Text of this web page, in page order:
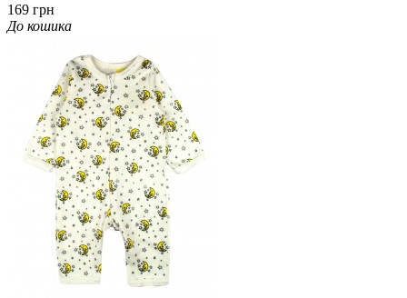
169 грн
До кошика